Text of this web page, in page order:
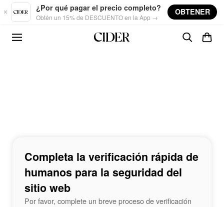
Skip to main content
¿Por qué pagar el precio completo?
Obtén un 15% de DESCUENTO en la App →
OBTENER
Completa la verificación rápida de
humanos para la seguridad del
sitio web
Por favor, complete un breve proceso de verificación